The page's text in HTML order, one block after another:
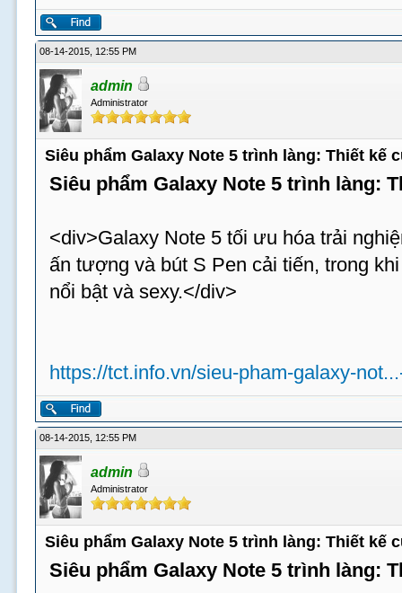
08-14-2015, 12:55 PM
admin
Administrator
Siêu phẩm Galaxy Note 5 trình làng: Thiết kế
Siêu phẩm Galaxy Note 5 trình làng:
<div>Galaxy Note 5 tối ưu hóa trải
ấn tượng và bút S Pen cải tiến, trong
nổi bật và sexy.</div>
https://tct.info.vn/sieu-pham-galaxy-
08-14-2015, 12:55 PM
admin
Administrator
Siêu phẩm Galaxy Note 5 trình làng: Thiết kế
Siêu phẩm Galaxy Note 5 trình làng: